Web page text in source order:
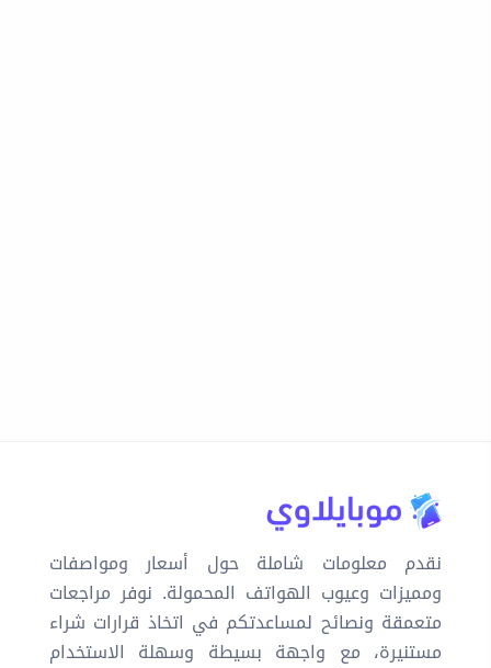
نقدم معلومات شاملة حول أسعار ومواصفات
ومميزات وعيوب الهواتف المحمولة. نوفر مراجعات
متعمقة ونصائح لمساعدتكم في اتخاذ قرارات شراء
مستنيرة، مع واجهة بسيطة وسهلة الاستخدام